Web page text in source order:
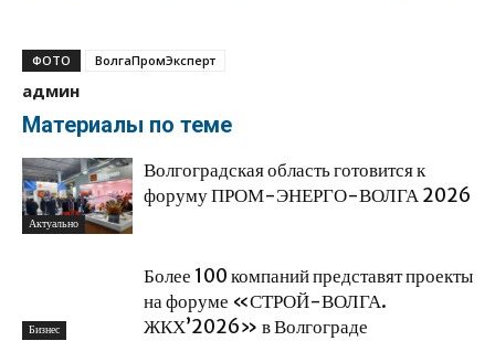
ФОТО ВолгаПромЭксперт
админ
Материалы по теме
Актуально
Волгоградская область готовится к
форуму ПРОМ-ЭНЕРГО-ВОЛГА 2026
Бизнес
Более 100 компаний представят проекты
на форуме «СТРОЙ-ВОЛГА.
ЖКХ’2026» в Волгограде